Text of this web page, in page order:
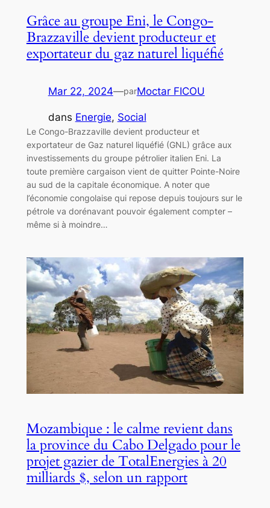
Grâce au groupe Eni, le Congo-
Brazzaville devient producteur et
exportateur du gaz naturel liquéfié
Mar 22, 2024—parMoctar FICOU
dans Energie, Social
Le Congo-Brazzaville devient producteur et
exportateur de Gaz naturel liquéfié (GNL) grâce aux
investissements du groupe pétrolier italien Eni. La
toute première cargaison vient de quitter Pointe-Noire
au sud de la capitale économique. A noter que
l’économie congolaise qui repose depuis toujours sur le
pétrole va dorénavant pouvoir également compter –
même si à moindre…
Mozambique : le calme revient dans
la province du Cabo Delgado pour le
projet gazier de TotalEnergies à 20
milliards $, selon un rapport